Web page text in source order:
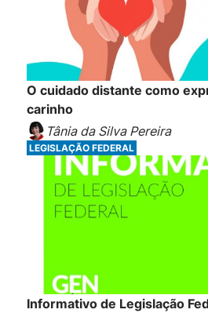
O cuidado distante como
carinho
Tânia da Silva Pereira
LEGISLAÇÃO FEDERAL
Informativo de Legislação